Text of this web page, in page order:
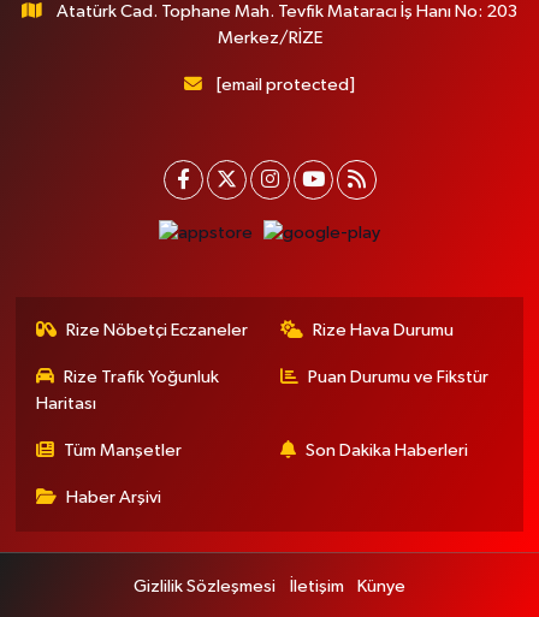
Atatürk Cad. Tophane Mah. Tevfik Mataracı İş Hanı No: 203
Merkez/RİZE
[email protected]
Rize Nöbetçi Eczaneler Rize Hava Durumu
Rize Trafik Yoğunluk
Haritası
Puan Durumu ve Fikstür
Tüm Manşetler Son Dakika Haberleri
Haber Arşivi
Gizlilik Sözleşmesi İletişim Künye